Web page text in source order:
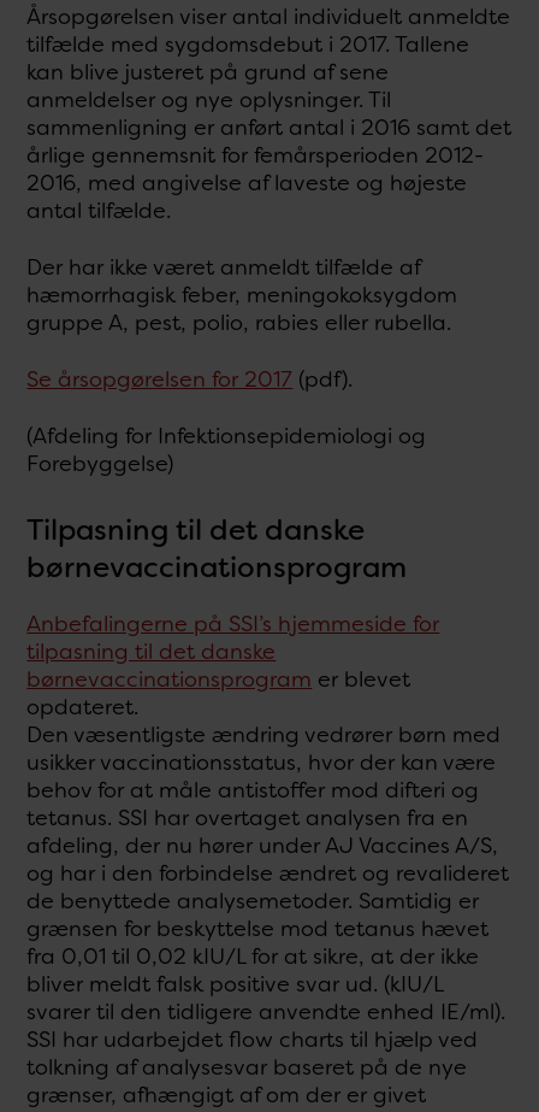
Årsopgørelsen viser antal individuelt anmeldte
tilfælde med sygdomsdebut i 2017. Tallene
kan blive justeret på grund af sene
anmeldelser og nye oplysninger. Til
sammenligning er anført antal i 2016 samt det
årlige gennemsnit for femårsperioden 2012-
2016, med angivelse af laveste og højeste
antal tilfælde.
Der har ikke været anmeldt tilfælde af
hæmorrhagisk feber, meningokoksygdom
gruppe A, pest, polio, rabies eller rubella.
Se årsopgørelsen for 2017 (pdf).
(Afdeling for Infektionsepidemiologi og
Forebyggelse)
Tilpasning til det danske
børnevaccinationsprogram
Anbefalingerne på SSI’s hjemmeside for
tilpasning til det danske
børnevaccinationsprogram er blevet
opdateret.
Den væsentligste ændring vedrører børn med
usikker vaccinationsstatus, hvor der kan være
behov for at måle antistoffer mod difteri og
tetanus. SSI har overtaget analysen fra en
afdeling, der nu hører under AJ Vaccines A/S,
og har i den forbindelse ændret og revalideret
de benyttede analysemetoder. Samtidig er
grænsen for beskyttelse mod tetanus hævet
fra 0,01 til 0,02 kIU/L for at sikre, at der ikke
bliver meldt falsk positive svar ud. (kIU/L
svarer til den tidligere anvendte enhed IE/ml).
SSI har udarbejdet flow charts til hjælp ved
tolkning af analysesvar baseret på de nye
grænser, afhængigt af om der er givet